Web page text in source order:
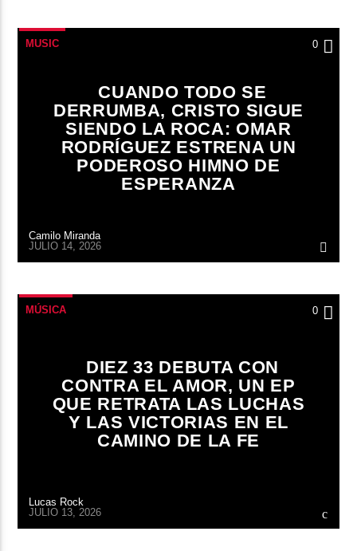
MUSIC 0
CUANDO TODO SE
DERRUMBA, CRISTO SIGUE
SIENDO LA ROCA: OMAR
RODRÍGUEZ ESTRENA UN
PODEROSO HIMNO DE
ESPERANZA
Camilo Miranda
JULIO 14, 2026
MÚSICA 0
DIEZ 33 DEBUTA CON
CONTRA EL AMOR, UN EP
QUE RETRATA LAS LUCHAS
Y LAS VICTORIAS EN EL
CAMINO DE LA FE
Lucas Rock
JULIO 13, 2026